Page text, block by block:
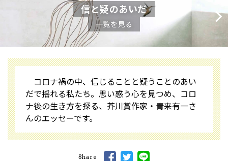
信と疑のあいだ
一覧を見る
コロナ禍の中、信じることと疑うことのあい
だで揺れる私たち。思い惑う心を見つめ、コロ
ナ後の生き方を探る、芥川賞作家・青来有一さ
んのエッセーです。
Share